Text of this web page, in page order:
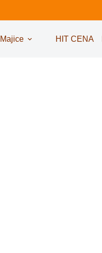
Majice HIT CENA